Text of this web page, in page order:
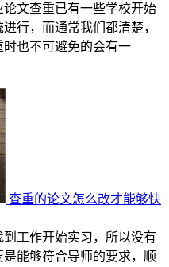
文查重已有一些学校开始
进行，而通常我们都清楚，
也不可避免的会有一
查重的论文怎么改才能够快
工作开始实习，所以没有
能够符合导师的要求，顺